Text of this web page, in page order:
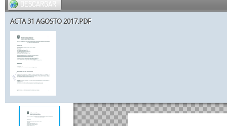
DESCARGAR
ACTA 31 AGOSTO 2017.PDF